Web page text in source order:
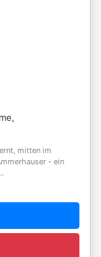
mitten im
- ein